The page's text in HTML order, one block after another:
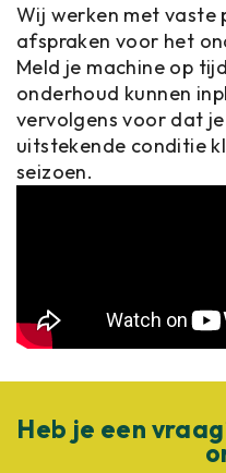
Wij werken met vaste
afspraken voor het
Meld je machine op
onderhoud kunnen
vervolgens voor dat
uitstekende conditie
seizoen.
Heb je een